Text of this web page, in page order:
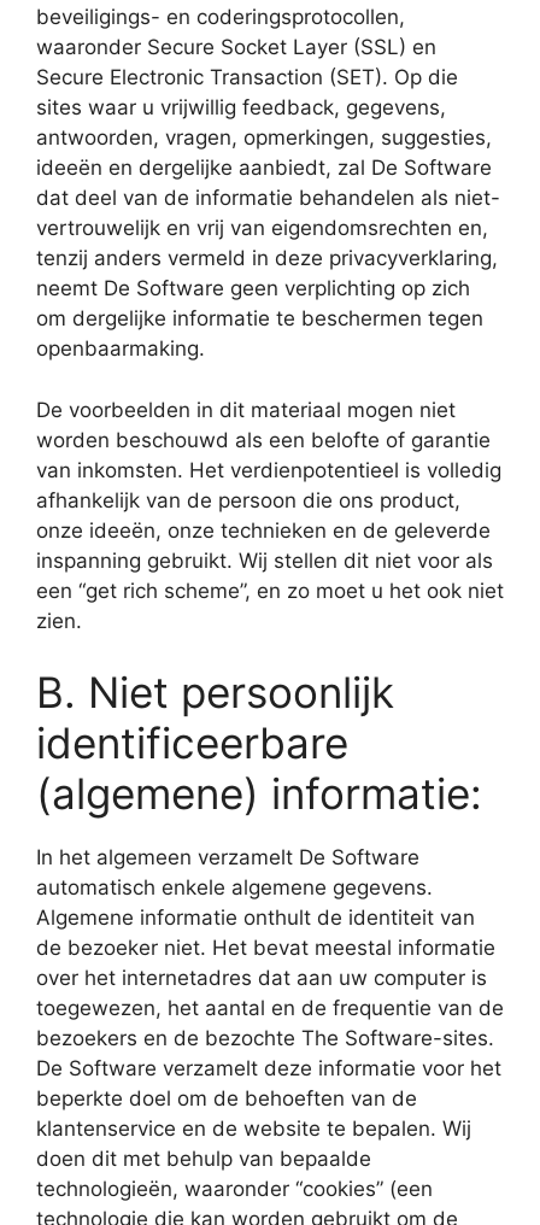
beveiligings- en coderingsprotocollen,
waaronder Secure Socket Layer (SSL) en
Secure Electronic Transaction (SET). Op die
sites waar u vrijwillig feedback, gegevens,
antwoorden, vragen, opmerkingen, suggesties,
ideeën en dergelijke aanbiedt, zal De Software
dat deel van de informatie behandelen als niet-
vertrouwelijk en vrij van eigendomsrechten en,
tenzij anders vermeld in deze privacyverklaring,
neemt De Software geen verplichting op zich
om dergelijke informatie te beschermen tegen
openbaarmaking.
De voorbeelden in dit materiaal mogen niet
worden beschouwd als een belofte of garantie
van inkomsten. Het verdienpotentieel is volledig
afhankelijk van de persoon die ons product,
onze ideeën, onze technieken en de geleverde
inspanning gebruikt. Wij stellen dit niet voor als
een “get rich scheme”, en zo moet u het ook niet
zien.
B. Niet persoonlijk
identificeerbare
(algemene) informatie:
In het algemeen verzamelt De Software
automatisch enkele algemene gegevens.
Algemene informatie onthult de identiteit van
de bezoeker niet. Het bevat meestal informatie
over het internetadres dat aan uw computer is
toegewezen, het aantal en de frequentie van de
bezoekers en de bezochte The Software-sites.
De Software verzamelt deze informatie voor het
beperkte doel om de behoeften van de
klantenservice en de website te bepalen. Wij
doen dit met behulp van bepaalde
technologieën, waaronder “cookies” (een
technologie die kan worden gebruikt om de